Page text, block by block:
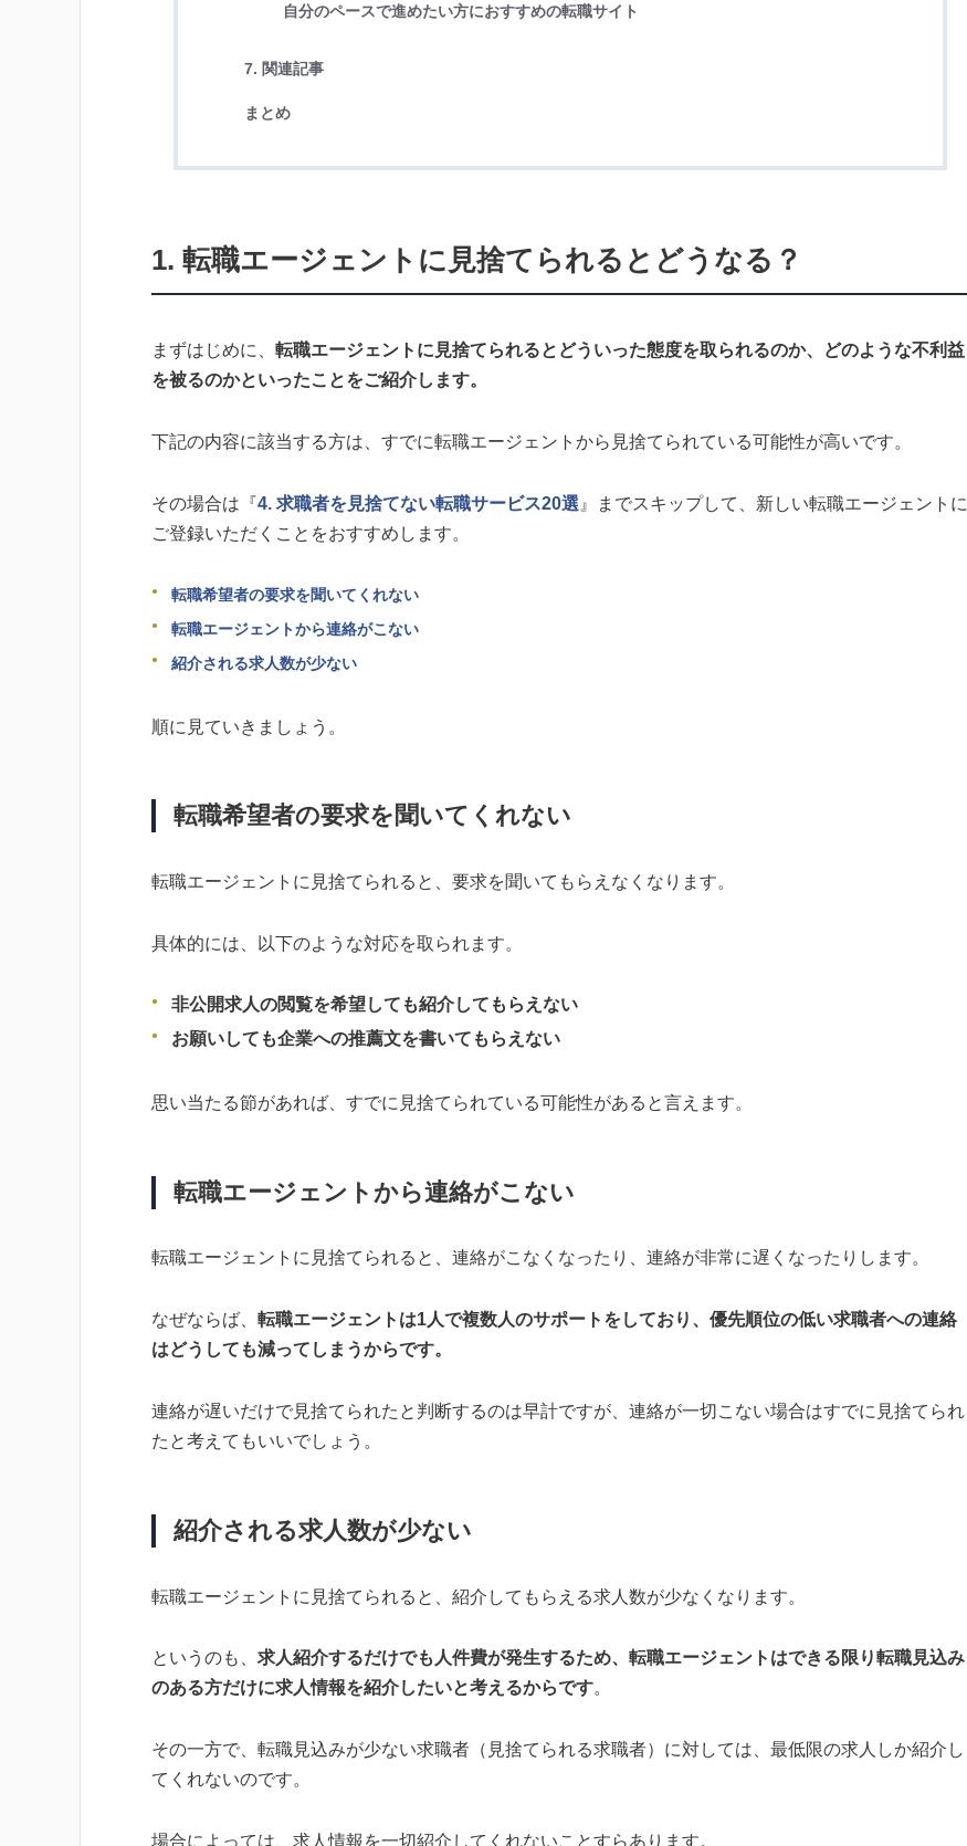
自分のペースで進めたい方におすすめの転職サイト
7. 関連記事
まとめ
1. 転職エージェントに見捨てられるとどうなる？
まずはじめに、 転職エージェントに見捨てられるとどういった態度を取られるのか、どのような不利益
を被るのかといったことをご紹介します。
下記の内容に該当する方は、すでに転職エージェントから見捨てられている可能性が高いです。
その場合は『4. 求職者を見捨てない転職サービス20選 』までスキップして、新しい転職エージェントに
ご登録いただくことをおすすめします。
転職希望者の要求を聞いてくれない
転職エージェントから連絡がこない
紹介される求人数が少ない
順に見ていきましょう。
転職希望者の要求を聞いてくれない
転職エージェントに見捨てられると、要求を聞いてもらえなくなります。
具体的には、以下のような対応を取られます。
非公開求人の閲覧を希望しても紹介してもらえない
お願いしても企業への推薦文を書いてもらえない
思い当たる節があれば、すでに見捨てられている可能性があると言えます。
転職エージェントから連絡がこない
転職エージェントに見捨てられると、連絡がこなくなったり、連絡が非常に遅くなったりします。
なぜならば、 転職エージェントは1人で複数人のサポートをしており、優先順位の低い求職者への連絡
はどうしても減ってしまうからです。
連絡が遅いだけで見捨てられたと判断するのは早計ですが、連絡が一切こない場合はすでに見捨てられ
たと考えてもいいでしょう。
紹介される求人数が少ない
転職エージェントに見捨てられると、紹介してもらえる求人数が少なくなります。
というのも、 求人紹介するだけでも人件費が発生するため、転職エージェントはできる限り転職見込み
のある方だけに求人情報を紹介したいと考えるからです。
その一方で、転職見込みが少ない求職者（見捨てられる求職者）に対しては、最低限の求人しか紹介し
てくれないのです。
場合によっては、求人情報を一切紹介してくれないことすらあります。